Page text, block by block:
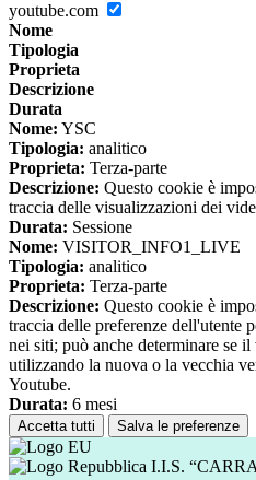
youtube.com
Nome
Tipologia
Proprieta
Descrizione
Durata
Nome: YSC
Tipologia: analitico
Proprieta: Terza-parte
Descrizione: Questo cookie è
traccia delle visualizzazioni dei
Durata: Sessione
Nome: VISITOR_INFO1_LIVE
Tipologia: analitico
Proprieta: Terza-parte
Descrizione: Questo cookie è
traccia delle preferenze dell'utente
nei siti; può anche determinare se
utilizzando la nuova o la vecchia
Youtube.
Durata: 6 mesi
Accetta tutti Salva le preferenze
I.I.S.